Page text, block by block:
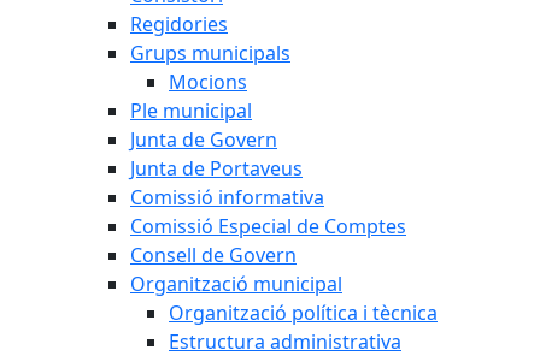
Regidories
Grups municipals
Mocions
Ple municipal
Junta de Govern
Junta de Portaveus
Comissió informativa
Comissió Especial de Comptes
Consell de Govern
Organització municipal
Organització política i tècnica
Estructura administrativa